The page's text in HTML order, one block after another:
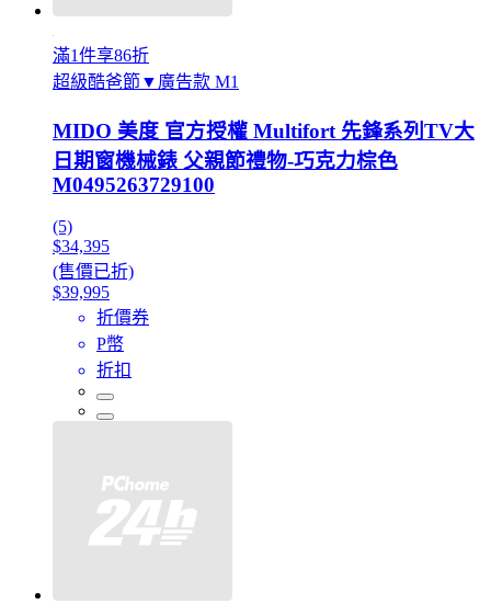
滿1件享86折
超級酷爸節▼廣告款 M1
MIDO 美度 官方授權 Multifort 先鋒系列TV大
日期窗機械錶 父親節禮物-巧克力棕色
M0495263729100
(5)
$34,395
(售價已折)
$39,995
折價券
P幣
折扣